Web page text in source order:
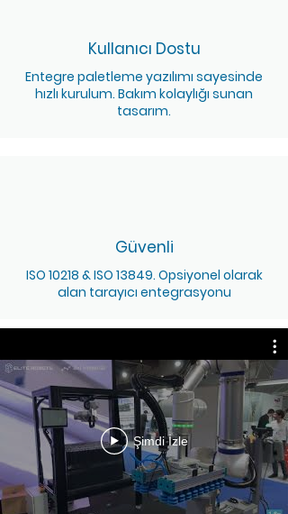
Kullanıcı Dostu
Entegre paletleme yazılımı sayesinde
hızlı kurulum. Bakım kolaylığı sunan
tasarım.
Güvenli
ISO 10218 & ISO 13849. Opsiyonel olarak
alan tarayıcı entegrasyonu
Şimdi İzle